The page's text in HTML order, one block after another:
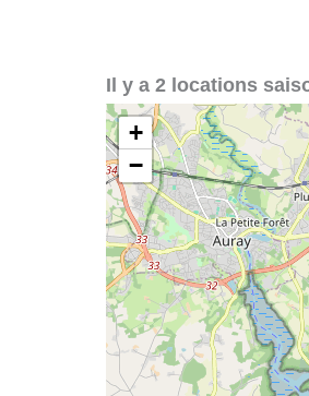
Il y a 2 locations
+
−